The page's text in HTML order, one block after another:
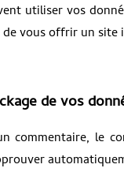
utiliser vos
vous offrir un
de vos
commentaire, le